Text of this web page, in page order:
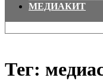
МЕДИАКИТ
Тег: